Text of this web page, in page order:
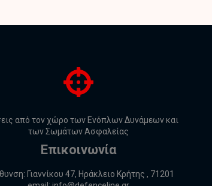
από τον χώρο των Ενόπλων Δυνάμεων και
των Σωμάτων Ασφαλείας
Επικοινωνία
Γιαννίκου 47, Ηράκλειο Κρήτης , 71201